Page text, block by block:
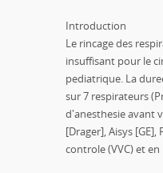
Introduction
Le rincage des
insuffisant pour le
pediatrique. La
sur 7 respirateurs
d'anesthesie avant
[Drager], Aisys
controle (VVC) et